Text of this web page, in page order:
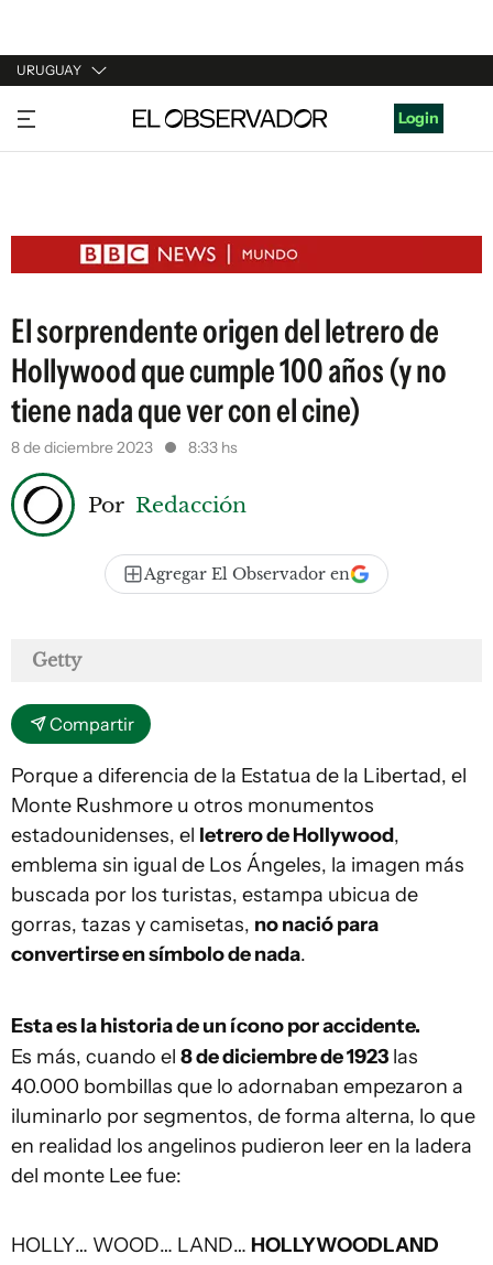
URUGUAY
URUGUAY
ARGENTINA
ESTADOS UNIDOS
Login
El sorprendente origen del letrero de
Hollywood que cumple 100 años (y no
tiene nada que ver con el cine)
8 de diciembre 2023 8:33 hs
Por Redacción
Agregar El Observador en
Getty
Compartir
Porque a diferencia de la Estatua de la Libertad, el
Monte Rushmore u otros monumentos
estadounidenses, el letrero de Hollywood,
emblema sin igual de Los Ángeles, la imagen más
buscada por los turistas, estampa ubicua de
gorras, tazas y camisetas, no nació para
convertirse en símbolo de nada.
Esta es la historia de un ícono por accidente.
Es más, cuando el 8 de diciembre de 1923 las
40.000 bombillas que lo adornaban empezaron a
iluminarlo por segmentos, de forma alterna, lo que
en realidad los angelinos pudieron leer en la ladera
del monte Lee fue:
HOLLY… WOOD… LAND… HOLLYWOODLAND